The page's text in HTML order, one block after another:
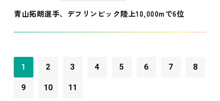
青山拓朗選手、デフリンピック陸上10,000mで6位
1 2 3 4 5 6 7 8
9 10 11